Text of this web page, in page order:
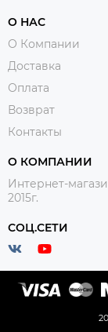
О НАС
О Компании
Доставка
Оплата
Возврат
Контакты
О КОМПАНИИ
Интернет-
2015г.
СОЦ.СЕТИ